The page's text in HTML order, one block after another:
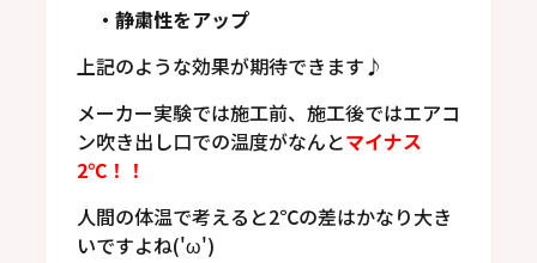
・静粛性をアップ
上記のような効果が期待できます♪
メーカー実験では施工前、施工後ではエアコ
ン吹き出し口での温度がなんとマイナス
2℃！！
人間の体温で考えると2℃の差はかなり大き
いですよね('ω')